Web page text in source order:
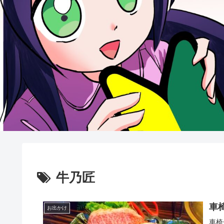
牛乃匠
お出かけ 車
車